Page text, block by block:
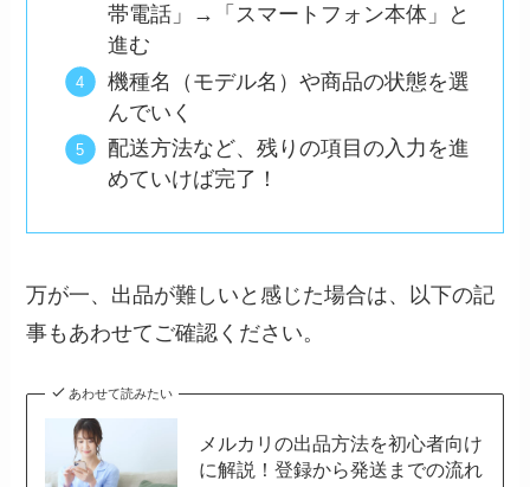
帯電話」→「スマートフォン本体」と
進む
機種名（モデル名）や商品の状態を選
んでいく
配送方法など、残りの項目の入力を進
めていけば完了！
万が一、出品が難しいと感じた場合は、以下の記
事もあわせてご確認ください。
あわせて読みたい
メルカリの出品方法を初心者向け
に解説！登録から発送までの流れ